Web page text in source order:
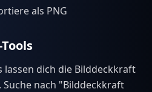
als PNG
lassen dich die Bilddeckkraft
nach "Bilddeckkraft